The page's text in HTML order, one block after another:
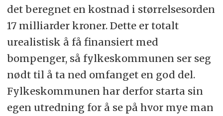
det beregnet en kostnad i størrelsesorden
17 milliarder kroner. Dette er totalt
urealistisk å få finansiert med
bompenger, så fylkeskommunen ser seg
nødt til å ta ned omfanget en god del.
Fylkeskommunen har derfor starta sin
egen utredning for å se på hvor mye man